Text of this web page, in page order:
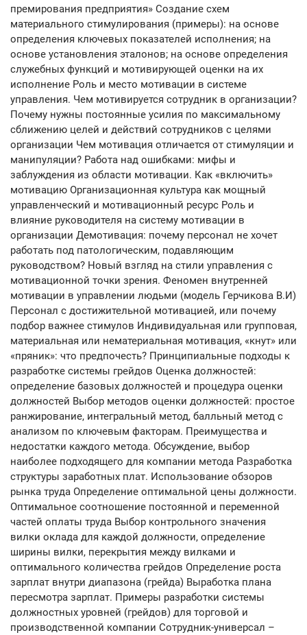
премирования предприятия» Создание схем
материального стимулирования (примеры): на основе
определения ключевых показателей исполнения; на
основе установления эталонов; на основе определения
служебных функций и мотивирующей оценки на их
исполнение Роль и место мотивации в системе
управления. Чем мотивируется сотрудник в организации?
Почему нужны постоянные усилия по максимальному
сближению целей и действий сотрудников с целями
организации Чем мотивация отличается от стимуляции и
манипуляции? Работа над ошибками: мифы и
заблуждения из области мотивации. Как «включить»
мотивацию Организационная культура как мощный
управленческий и мотивационный ресурс Роль и
влияние руководителя на систему мотивации в
организации Демотивация: почему персонал не хочет
работать под патологическим, подавляющим
руководством? Новый взгляд на стили управления с
мотивационной точки зрения. Феномен внутренней
мотивации в управлении людьми (модель Герчикова В.И)
Персонал с достижительной мотивацией, или почему
подбор важнее стимулов Индивидуальная или групповая,
материальная или нематериальная мотивация, «кнут» или
«пряник»: что предпочесть? Принципиальные подходы к
разработке системы грейдов Оценка должностей:
определение базовых должностей и процедура оценки
должностей Выбор методов оценки должностей: простое
ранжирование, интегральный метод, балльный метод с
анализом по ключевым факторам. Преимущества и
недостатки каждого метода. Обсуждение, выбор
наиболее подходящего для компании метода Разработка
структуры заработных плат. Использование обзоров
рынка труда Определение оптимальной цены должности.
Оптимальное соотношение постоянной и переменной
частей оплаты труда Выбор контрольного значения
вилки оклада для каждой должности, определение
ширины вилки, перекрытия между вилками и
оптимального количества грейдов Определение роста
зарплат внутри диапазона (грейда) Выработка плана
пересмотра зарплат. Примеры разработки системы
должностных уровней (грейдов) для торговой и
производственной компании Сотрудник-универсал –